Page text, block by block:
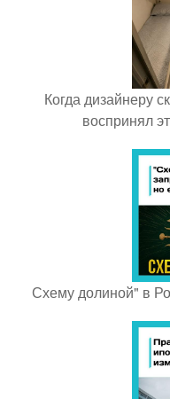
Когда дизайнеру
воспринял
Схему долиной" в